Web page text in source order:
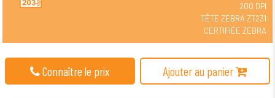
200 DPI
TÊTE ZEBRA ZT231
CERTIFIÉE ZEBRA
Connaître le prix Ajouter au panier